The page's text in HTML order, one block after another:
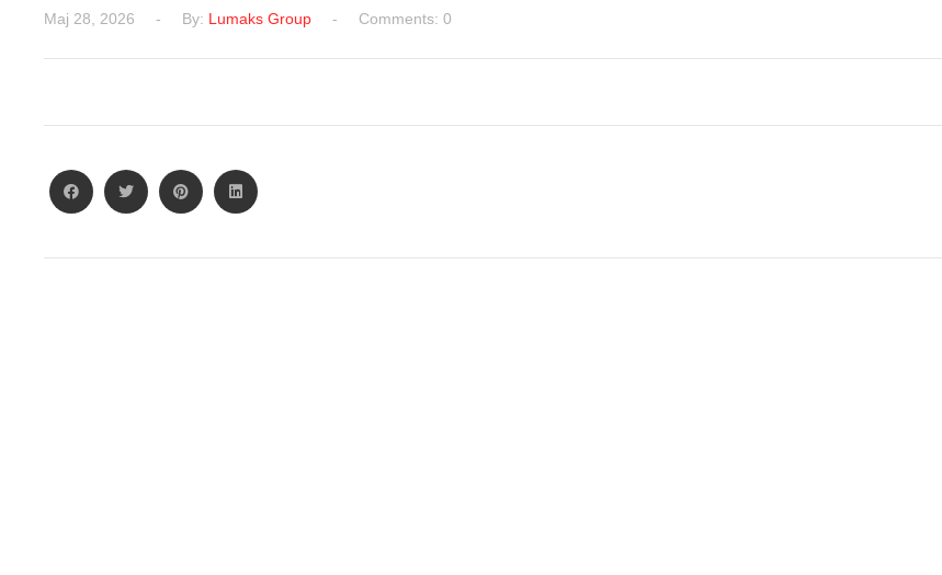
Мај 28, 2026 By: Lumaks Group Comments: 0